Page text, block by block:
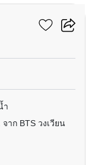
ำ
าก BTS วงเวียน